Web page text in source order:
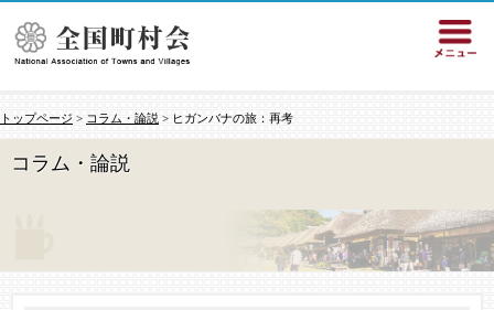
トップページ > コラム・論説 > ヒガンバナの旅：再考
コラム・論説